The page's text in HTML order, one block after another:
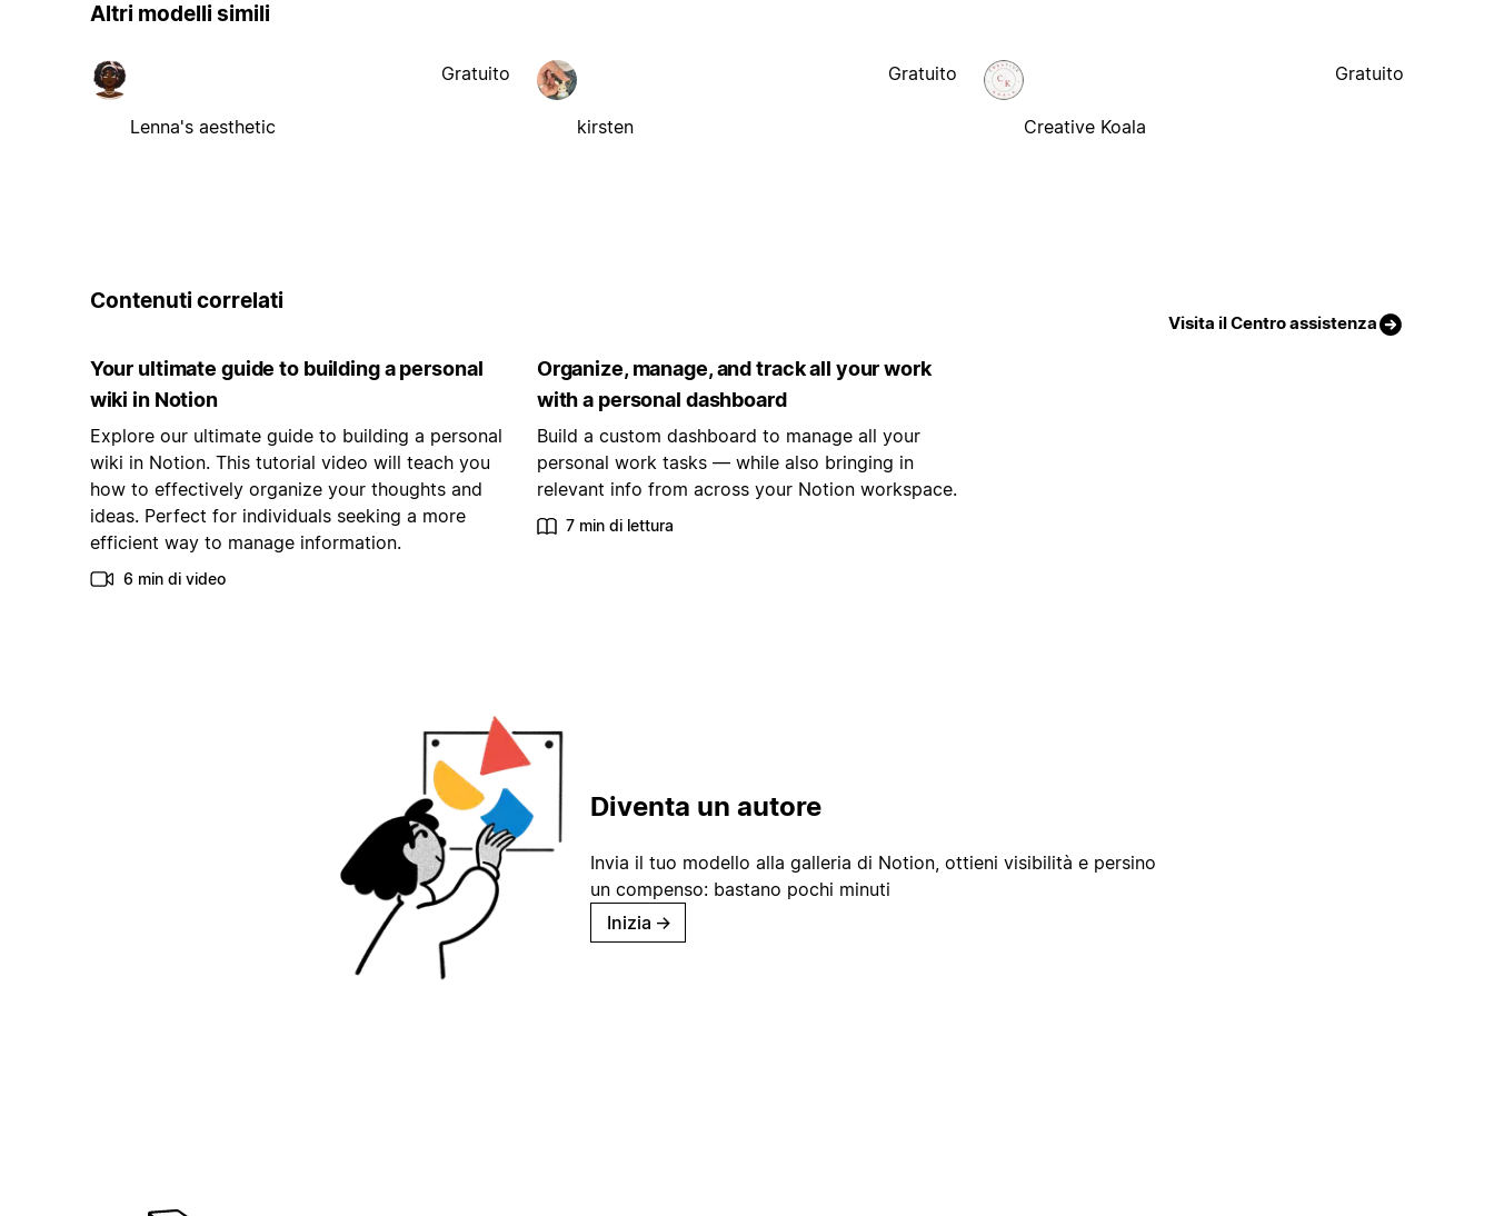
Altri modelli simili
Lenna's aesthetic
Gratuito
kirsten
Gratuito
Creative Koala
Gratuito
Contenuti correlati
Visita il Centro assistenza
Your ultimate guide to building a personal
wiki in Notion
Explore our ultimate guide to building a personal
wiki in Notion. This tutorial video will teach you
how to effectively organize your thoughts and
ideas. Perfect for individuals seeking a more
efficient way to manage information.
6 min di video
Organize, manage, and track all your work
with a personal dashboard
Build a custom dashboard to manage all your
personal work tasks — while also bringing in
relevant info from across your Notion workspace.
7 min di lettura
Diventa un autore
Invia il tuo modello alla galleria di Notion, ottieni visibilità e persino
un compenso: bastano pochi minuti
Inizia →